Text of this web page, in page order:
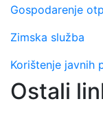
Gospodarenje
Zimska služba
Korištenje javnih
Ostali